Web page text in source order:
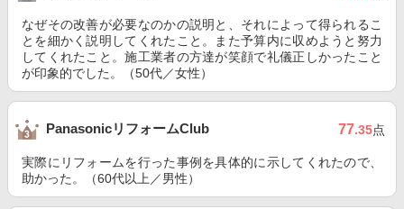
なぜその改善が必要なのかの説明と、それによって得られるこ
とを細かく説明してくれたこと。また予算内に収めようと努力
してくれたこと。施工業者の方達が笑顔で礼儀正しかったこと
が印象的でした。（50代／女性）
PanasonicリフォームClub 77.35点
実際にリフォームを行った事例を具体的に示してくれたので、
助かった。（60代以上／男性）